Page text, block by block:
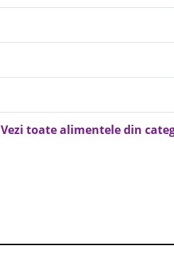
Vezi toate alimentele din